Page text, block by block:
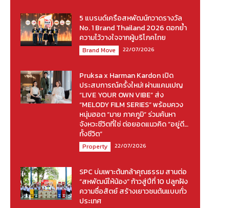
5 แบรนด์เครือสหพัฒน์กวาดรางวัล
No. 1 Brand Thailand 2026 ตอกย้ำ
ความไว้วางใจจากผู้บริโภคไทย
Brand Move 22/07/2026
Pruksa x Harman Kardon เปิด
ประสบการณ์ครั้งใหม่! ผ่านแคมเปญ
“LIVE YOUR OWN VIBE” ส่ง
“MELODY FILM SERIES” พร้อมควง
หนุ่มฮอต “มาย ภาคภูมิ” ร่วมค้นหา
จังหวะชีวิตที่ใช่ ต่อยอดแนวคิด “อยู่ดี…
ทั้งชีวิต”
Property 22/07/2026
SPC บ่มเพาะต้นกล้าคุณธรรม สานต่อ
“สหพัฒน์ให้น้อง” ก้าวสู่ปีที่ 10 ปลูกฝัง
ความซื่อสัตย์ สร้างเยาวชนต้นแบบทั่ว
ประเทศ